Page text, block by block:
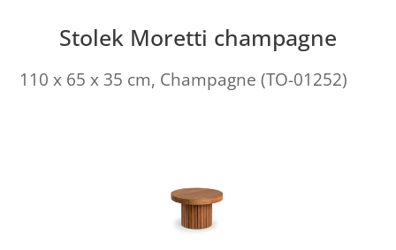
Stolek Moretti champagne
110 x 65 x 35 cm, Champagne (TO-01252)